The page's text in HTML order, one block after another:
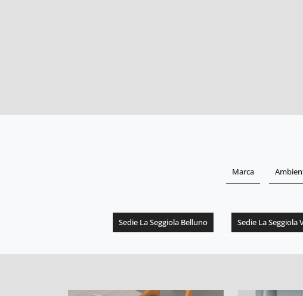
Marca
Sedie La Seggiola Belluno Sedie La Seggiola